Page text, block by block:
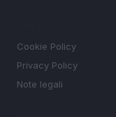
Cookie Policy
Privacy Policy
Note legali